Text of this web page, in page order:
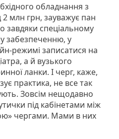
обладнання з
млн грн, зауважує пан
завдяки спеціальному
забезпеченню, у
режимі записатися на
а й вузького
ланки. І черг, каже,
практика, не все так
Зовсім нещодавно
під кабінетами між
чергами. Мами в них